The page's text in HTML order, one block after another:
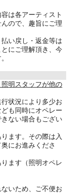
は各アーティスト
ので、趣旨にご理
い戻し・返金等は
にご理解頂き、今
明スタッフが他の
状況により多少お
も同時にオペレー
ない場合もござい
ます。その際は入
にお進みくださ
ます（照明オペレ
いため、ご不便お